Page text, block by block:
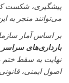
پیشگیری، شکست
می‌توانند منجر به
بر اساس آمار
بارداری‌های سراسر
نهایت به سقط ختم
اصول ایمنی،